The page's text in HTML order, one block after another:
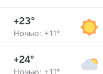
+23°
Ночью: +11°
+24°
Ночью: +11°